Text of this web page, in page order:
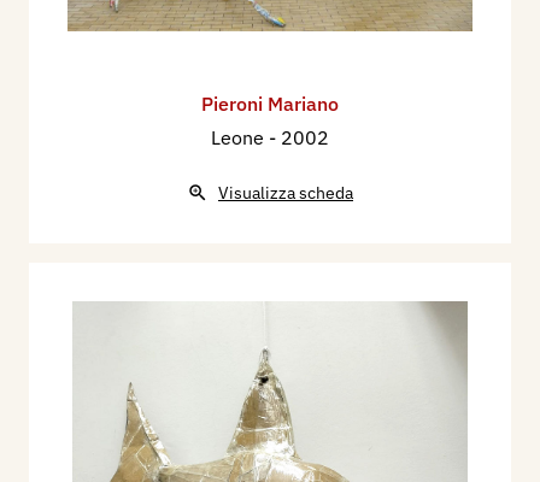
Pieroni Mariano
Leone - 2002
Visualizza scheda